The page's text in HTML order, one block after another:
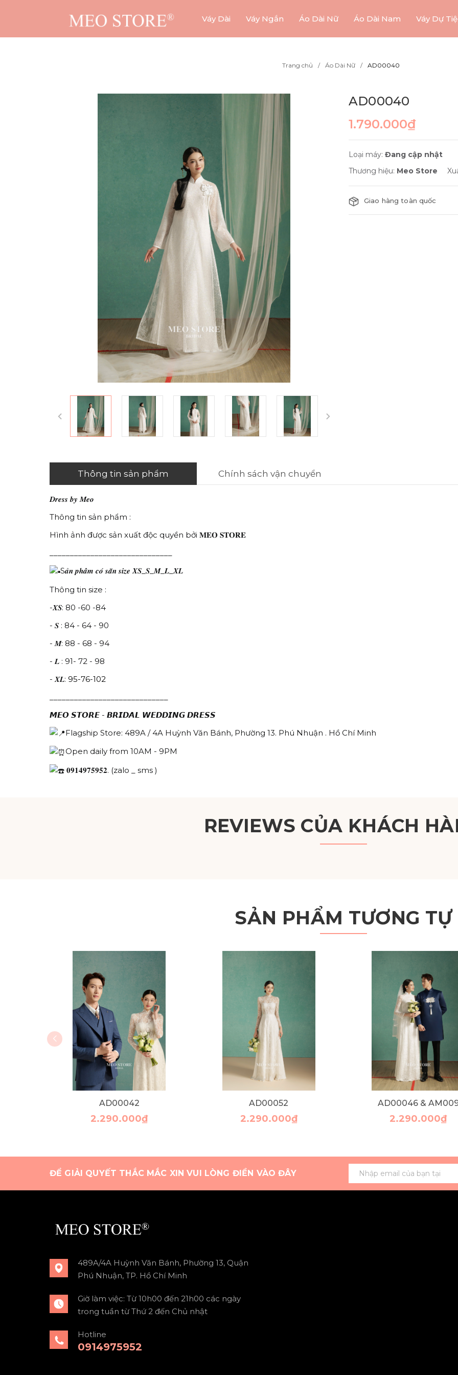
Váy Dài Váy Ngắn Áo Dài Nữ Áo Dài Nam Váy Dự
Trang chủ Áo Dài Nữ AD00040
AD00040
1.790.000₫
Loại máy: Đang cập nhật
Thương hiệu: Meo Store
Giao hàng toàn quốc
Thông tin sản phẩm Chính sách vận chuyển
𝑫𝒓𝒆𝒔𝒔 𝒃𝒚 𝑴𝒆𝒐
Thông tin sản phẩm :
Hình ảnh được sản xuất độc quyền bởi 𝐌𝐄𝐎 𝐒𝐓𝐎𝐑𝐄
S𝒂̉𝒏 𝒑𝒉𝒂̂̉𝒎 𝒄𝒐́ 𝒔𝒂̆̃𝒏 𝒔𝒊𝒛𝒆 𝑿𝑺_𝑺_𝑴_𝑳_𝑿𝑳
Thông tin size :
-𝑿𝑺: 80 -60 -84
- 𝑺 : 84 - 64 - 90
- 𝑴: 88 - 68 - 94
- 𝑳 : 91- 72 - 98
- 𝑿𝑳: 95-76-102
𝙈𝙀𝙊 𝙎𝙏𝙊𝙍𝙀 - 𝘽𝙍𝙄𝘿𝘼𝙇 𝙒𝙀𝘿𝘿𝙄𝙉𝙂 𝘿𝙍𝙀𝙎𝙎
Flagship Store: 489A / 4A Huỳnh Văn Bánh, Phường 13. Phú Nhuận . Hồ Chí Minh
Open daily from 10AM - 9PM
𝟎𝟗𝟏𝟒𝟗𝟕𝟓𝟗𝟓𝟐. (zalo _ sms )
REVIEWS CỦA KHÁCH
SẢN PHẨM TƯƠNG TỰ
AD00042
2.290.000₫
AD00052
2.290.000₫
AD00046 &
2.290.000₫
ĐỂ GIẢI QUYẾT THẮC MẮC XIN VUI LÒNG ĐIỀN VÀO ĐÂY
489A/4A Huỳnh Văn Bánh, Phường 13, Quận
Phú Nhuận, TP. Hồ Chí Minh
Giờ làm việc: Từ 10h00 đến 21h00 các ngày
trong tuần từ Thứ 2 đến Chủ nhật
Hotline
0914975952